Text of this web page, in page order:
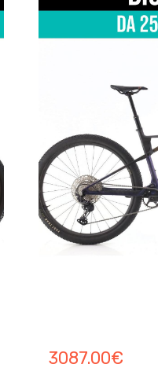
3087.00€